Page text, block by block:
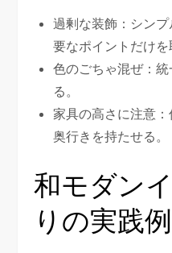
過剰な装飾：シン
要なポイントだけを
色のごちゃ混ぜ：
る。
家具の高さに注意
奥行きを持たせる。
和モダン
りの実践例